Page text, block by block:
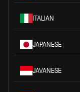
ITALIAN
JAPANESE
JAVANESE